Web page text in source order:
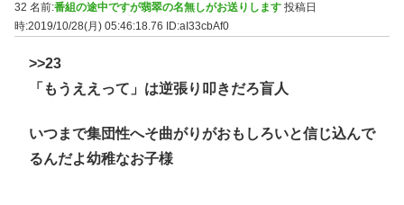
32 名前:番組の途中ですが翡翠の名無しがお送りします 投稿日
時:2019/10/28(月) 05:46:18.76
ID:aI33cbAf0
>>23
「もうええって」は逆張り叩きだろ盲人
いつまで集団性へそ曲がりがおもしろいと信じ込んで
るんだよ幼稚なお子様